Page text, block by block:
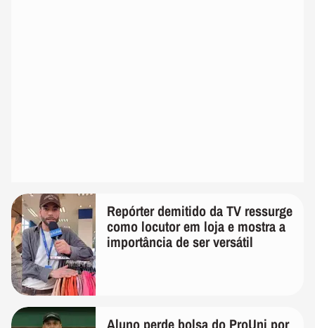
Repórter demitido da TV ressurge
como locutor em loja e mostra a
importância de ser versátil